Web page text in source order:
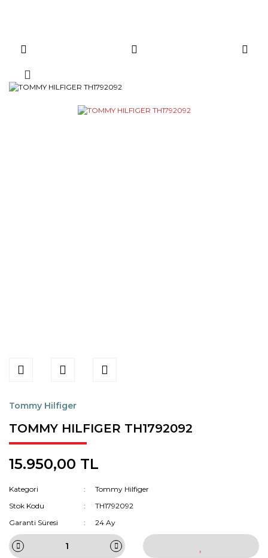
Tommy Hilfiger
TOMMY HILFIGER TH1792092
15.950,00 TL
Kategori
Tommy Hilfiger
Stok Kodu
TH1792092
Garanti Süresi
24 Ay